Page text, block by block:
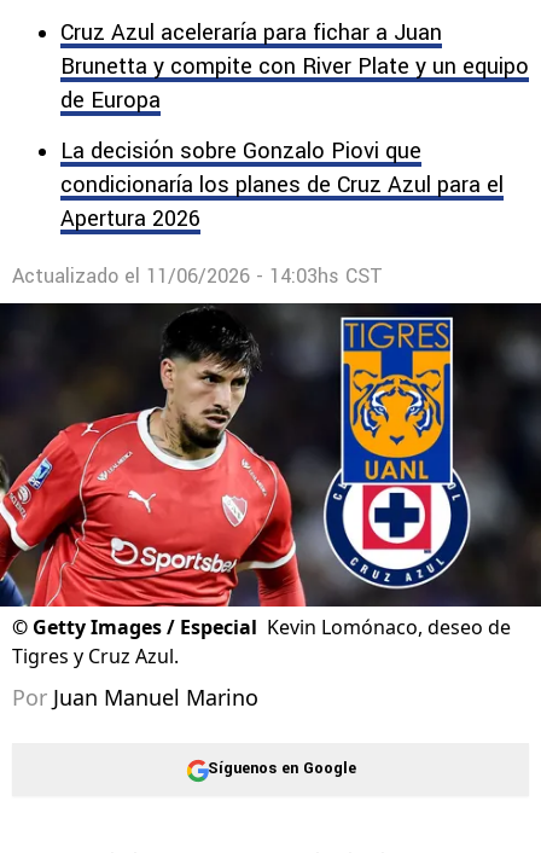
últimas horas como posible refuerzo de La
Máquina.
Cruz Azul aceleraría para fichar a Juan
Brunetta y compite con River Plate y un equipo
de Europa
La decisión sobre Gonzalo Piovi que
condicionaría los planes de Cruz Azul para el
Apertura 2026
Actualizado el 11/06/2026 - 14:03hs CST